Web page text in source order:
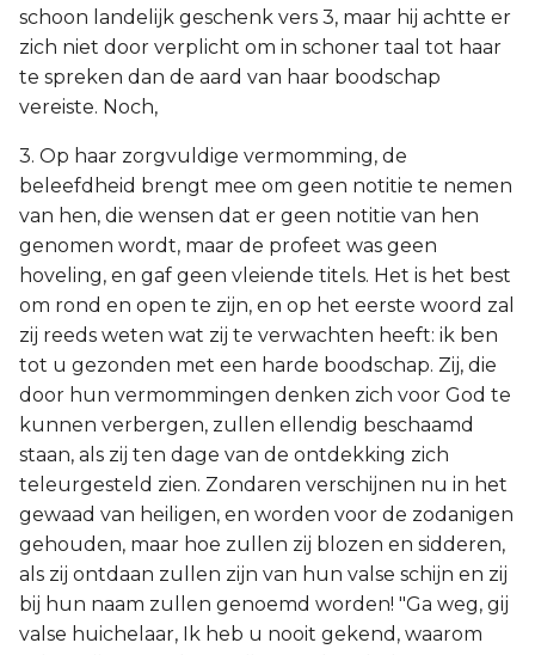
schoon landelijk geschenk vers 3, maar hij achtte er
zich niet door verplicht om in schoner taal tot haar
te spreken dan de aard van haar boodschap
vereiste. Noch,
3. Op haar zorgvuldige vermomming, de
beleefdheid brengt mee om geen notitie te nemen
van hen, die wensen dat er geen notitie van hen
genomen wordt, maar de profeet was geen
hoveling, en gaf geen vleiende titels. Het is het best
om rond en open te zijn, en op het eerste woord zal
zij reeds weten wat zij te verwachten heeft: ik ben
tot u gezonden met een harde boodschap. Zij, die
door hun vermommingen denken zich voor God te
kunnen verbergen, zullen ellendig beschaamd
staan, als zij ten dage van de ontdekking zich
teleurgesteld zien. Zondaren verschijnen nu in het
gewaad van heiligen, en worden voor de zodanigen
gehouden, maar hoe zullen zij blozen en sidderen,
als zij ontdaan zullen zijn van hun valse schijn en zij
bij hun naam zullen genoemd worden! "Ga weg, gij
valse huichelaar, Ik heb u nooit gekend, waarom